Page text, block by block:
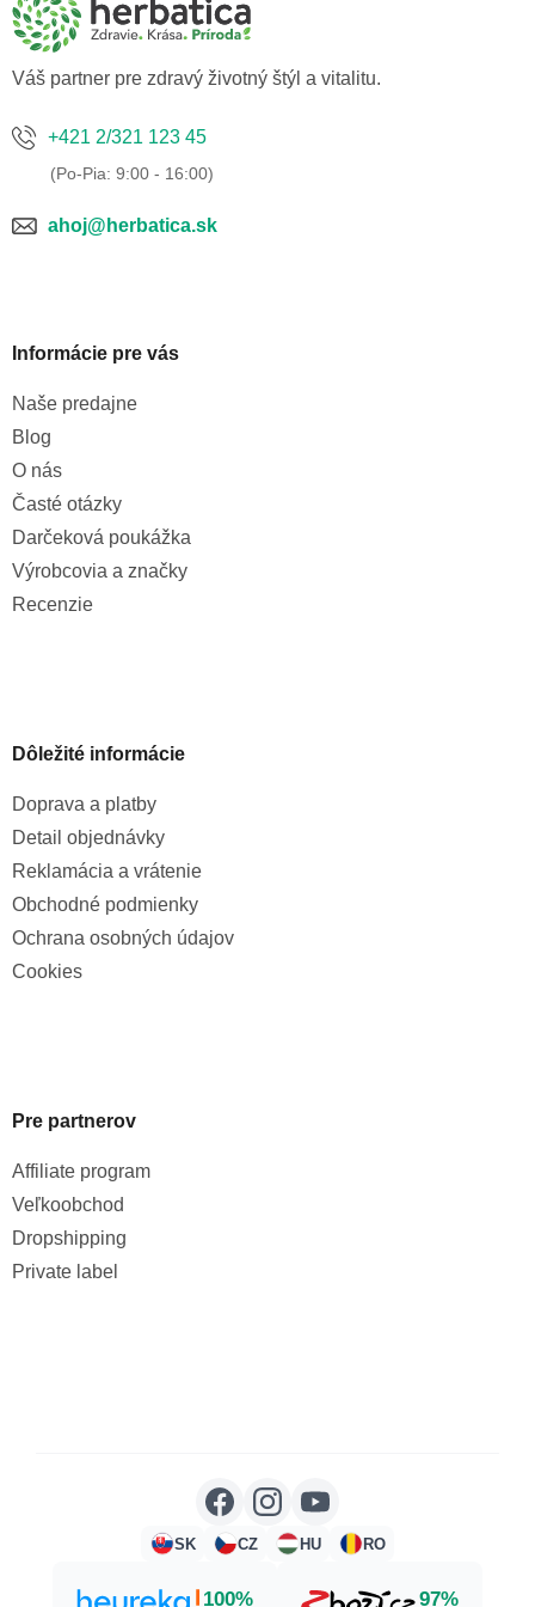
Váš partner pre zdravý životný štýl a vitalitu.
+421 2/321 123 45
ahoj@herbatica.sk
Informácie pre vás
Naše predajne
Blog
O nás
Časté otázky
Darčeková poukážka
Výrobcovia a značky
Recenzie
Dôležité informácie
Doprava a platby
Detail objednávky
Reklamácia a vrátenie
Obchodné podmienky
Ochrana osobných údajov
Cookies
Pre partnerov
Affiliate program
Veľkoobchod
Dropshipping
Private label
SK CZ HU RO
100% 97%